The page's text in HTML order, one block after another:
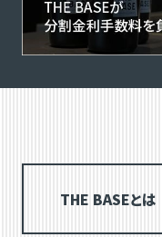
THE BASEとは